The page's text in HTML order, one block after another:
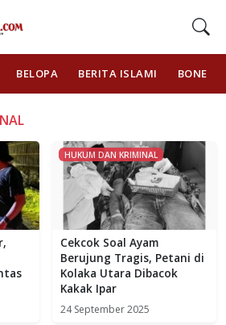
BELOPA BERITA ISLAMI BONE
HUKUM DAN KRIMINAL
Cekcok Soal Ayam
Berujung Tragis, Petani di
Kolaka Utara Dibacok
Kakak Ipar
24 September 2025